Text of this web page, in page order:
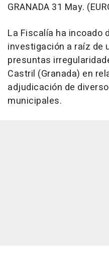
GRANADA 31 May.
La Fiscalía ha incoado
investigación a raíz de
presuntas
Castril (Granada) en
adjudicación de
municipales.